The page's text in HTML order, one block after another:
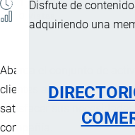
Disfrute de
adquiriendo una
1 MINUTO
Abarca el conjunto de
clientes antes, durante y
satisfacer sus
compañía.